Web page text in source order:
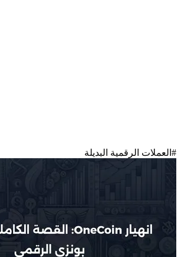
# العملات الرقمية البديلة